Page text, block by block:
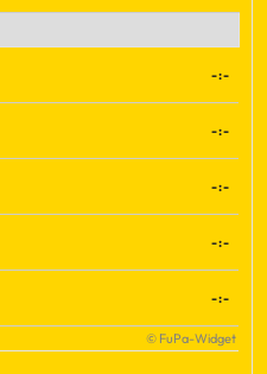
-:-
-:-
-:-
-:-
-:-
© FuPa-Widget